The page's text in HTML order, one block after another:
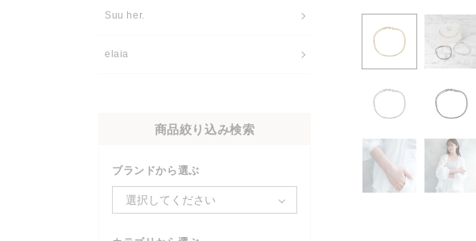
Suu her.
elaia
商品絞り込み検索
ブランドから選ぶ
選択してください
デ
開